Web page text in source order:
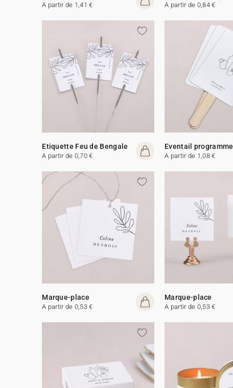
A partir de 1,41 € A partir de 0,84 €
Etiquette Feu de Bengale
A partir de 0,70 €
Eventail programme
A partir de 1,08 €
Marque-place
A partir de 0,53 €
Marque-place
A partir de 0,53 €